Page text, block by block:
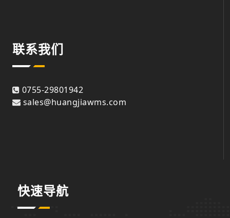
联系我们
0755-29801942
sales@huangjiawms.com
快速导航